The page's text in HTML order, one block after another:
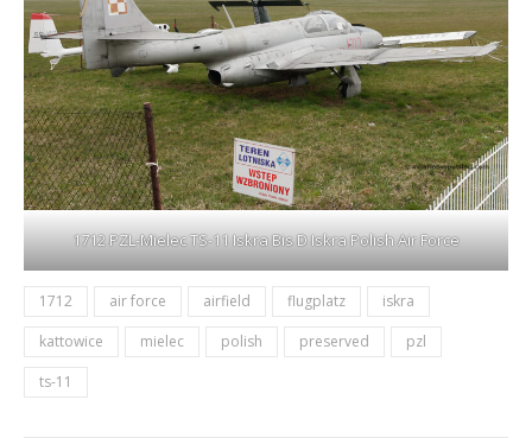
1712 PZL-Mielec TS-11 Iskra Bis D Iskra Polish Air Force
1712 air force airfield flugplatz
iskra
kattowice
mielec polish preserved
pzl
ts-11